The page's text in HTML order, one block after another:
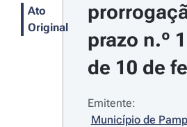
Ato
Original
prazo n.º
de 10 de
Emitente:
Município de